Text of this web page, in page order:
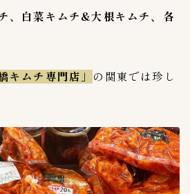
、白菜キムチ&大根キムチ、各
キムチ専門店」 の関東では珍し